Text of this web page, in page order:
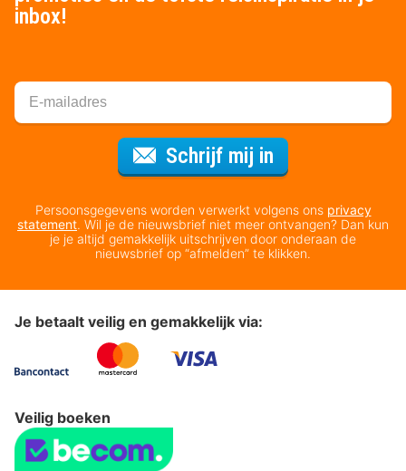
inbox!
Schrijf mij in
Persoonsgegevens worden verwerkt volgens ons privacy
statement. Wil je de nieuwsbrief niet meer ontvangen? Dan kun
je je altijd gemakkelijk uitschrijven door onderaan de
nieuwsbrief op “afmelden” te klikken.
Je betaalt veilig en gemakkelijk via:
Veilig boeken